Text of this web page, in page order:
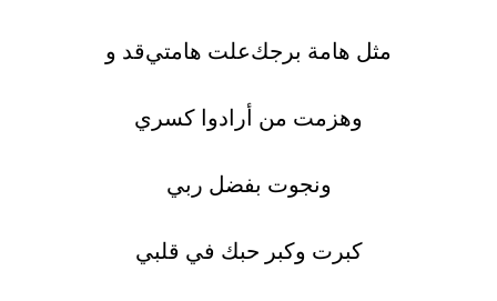
و قدعلت هامتيمثل هامة برجك
وهزمت من أرادوا كسري
ونجوت بفضل ربي
كبرت وكبر حبك في قلبي